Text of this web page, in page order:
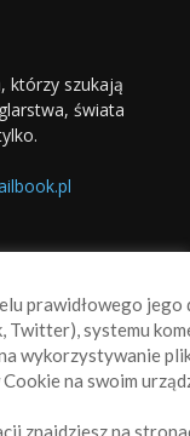
którzy szukają
świata
prawidłowego
Twitter), systemu
wykorzystywanie
na swoim
znajdziesz na